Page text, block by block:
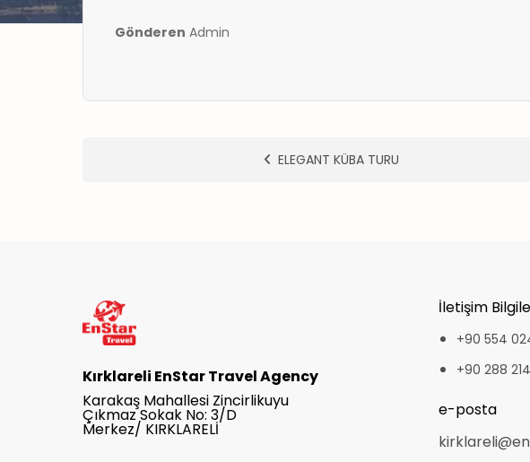
Gönderen Admin
ELEGANT KÜBA TURU
Kırklareli EnStar Travel Agency
Karakaş Mahallesi Zincirlikuyu
Çıkmaz Sokak No: 3/D
Merkez/ KIRKLARELİ
İletişim
+90 554
+90 288
e-posta